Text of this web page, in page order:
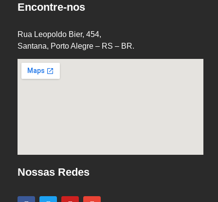
Encontre-nos
Rua Leopoldo Bier, 454,
Santana, Porto Alegre – RS – BR.
Nossas Redes